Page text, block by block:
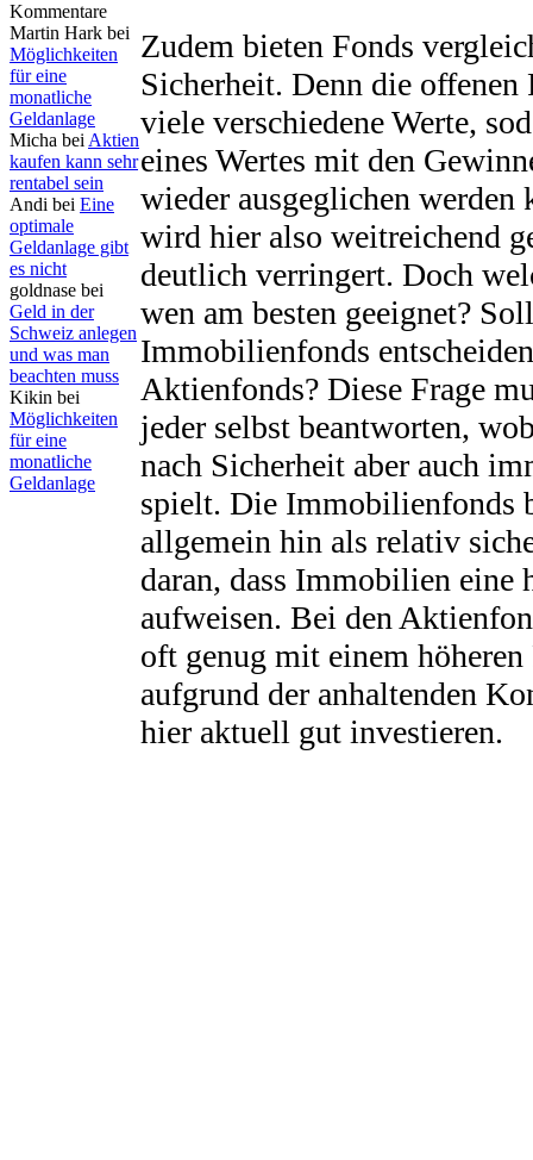
Kommentare
Martin Hark bei
Möglichkeiten
für eine
monatliche
Geldanlage
Micha bei Aktien
kaufen kann sehr
rentabel sein
Andi bei Eine
optimale
Geldanlage gibt
es nicht
goldnase bei
Geld in der
Schweiz anlegen
und was man
beachten muss
Kikin bei
Möglichkeiten
für eine
monatliche
Geldanlage
Zudem bieten Fonds
Sicherheit. Denn die
viele verschiedene Werte,
eines Wertes mit den
wieder ausgeglichen werden
wird hier also weitreichend
deutlich verringert. Doch
wen am besten geeignet?
Immobilienfonds
Aktienfonds? Diese Frage
jeder selbst beantworten,
nach Sicherheit aber auch
spielt. Die Immobilienfonds
allgemein hin als relativ
daran, dass Immobilien eine
aufweisen. Bei den
oft genug mit einem
aufgrund der anhaltenden
hier aktuell gut investieren.